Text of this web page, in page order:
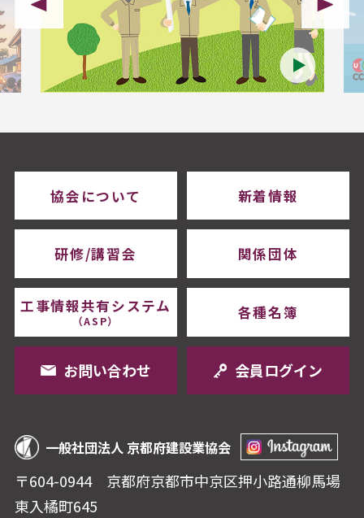
協会について 新着情報
研修/講習会 関係団体
工事情報共有システム
（ASP） 各種名簿
会員ログイン
お問い合わせ
一般社団法人 京都府建設業協会
〒604-0944 京都府京都市中京区押⼩路通柳⾺場
東⼊橘町645